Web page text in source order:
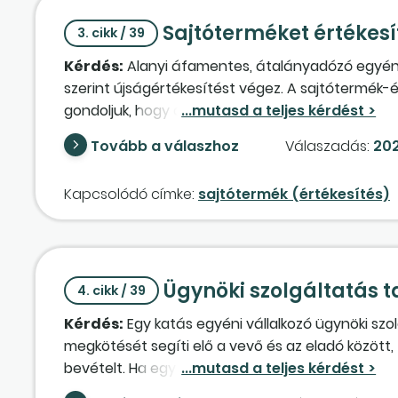
3. cikk / 39 Sajtóterméket
Kérdés: Alanyi áfamentes, átalányadózó
szerint újságértékesítést végez. A
gondoljuk, hogy az újságeladások ellenértékét
részére szállítói számlát állít ki, ami tartalmazza
végösszege a lapterjesztő részére
Szeretném a tájékoztatásukat kérni, hogy az
meghatározásánál bevételként a
összege bevételt jelent számára?
Tovább a válaszhoz Válaszadás:
Kapcsolódó címke: sajtótermék (értékesítés)
4. cikk / 39 Ügynöki szolgáltatás
Kérdés: Egy katás egyéni vállalkozó ügynöki
megkötését segíti elő a vevő és az eladó
bevételt. Ha egy külföldi gépjármű-tulajdonos
vállalkozó telephelyére hozza – azért, hogy a